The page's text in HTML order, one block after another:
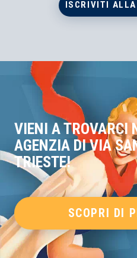
ISCRIVITI
VIENI A TROVARCI
AGENZIA DI VIA
TRIESTE!
SCOPRI DI